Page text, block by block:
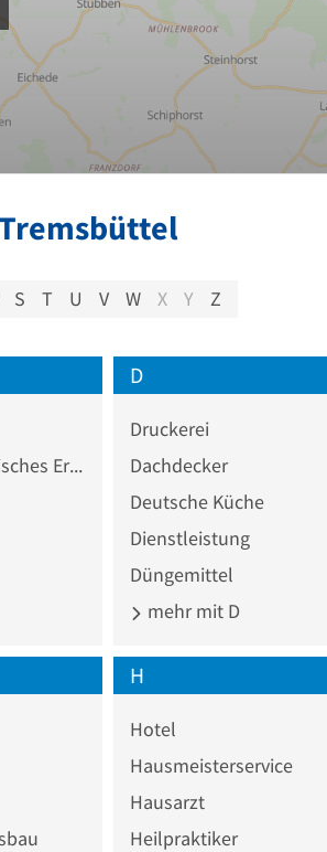
S T U V W X Y Z
Chemisch-pharmazeutisches Erzeugnis Großhandel
D
Druckerei
Dachdecker
Deutsche Küche
Dienstleistung
Düngemittel
mehr mit D
H
Hotel
Hausmeisterservice
Hausarzt
Heilpraktiker